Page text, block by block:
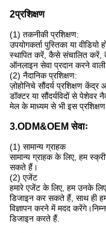
2प्रशिक्षण
(1) तकनीकी प्रशिक्षण:
उपयोगकर्ता पुस्तिका या
स्थापित करें, कैसे संचालित
ऑनलाइन सेवा प्रदान करने वाली
(2) नैदानिक प्रशिक्षण:
ज़ोहोनिचे सौंदर्य प्रशिक्षण
डॉक्टर या सौंदर्यविदों से
मेल के माध्यम से भी इस
3.ODM&OEM सेवाः
(1) सामान्य ग्राहक
सामान्य ग्राहक के लिए, हम
सकते हैं।
(2) एजेंट
हमारे एजेंट के लिए, हम उनके
डिजाइन कर सकते हैं, साथ ही
विज्ञापन करने में मदद
डिजाइन करते हैं.